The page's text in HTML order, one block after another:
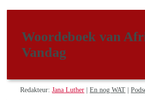
Woordeboek van
Vandag
Redakteur:Jana Luther |En nog WAT |